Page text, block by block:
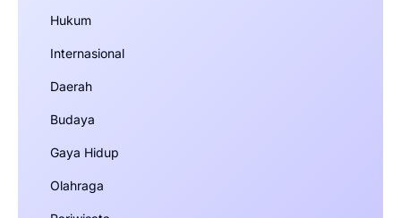
Hukum
Internasional
Daerah
Budaya
Gaya Hidup
Olahraga